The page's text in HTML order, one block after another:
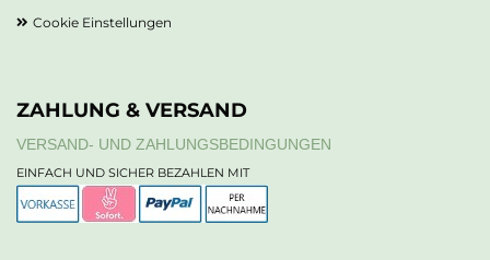
Cookie Einstellungen
ZAHLUNG & VERSAND
VERSAND- UND ZAHLUNGSBEDINGUNGEN
EINFACH UND SICHER BEZAHLEN MIT